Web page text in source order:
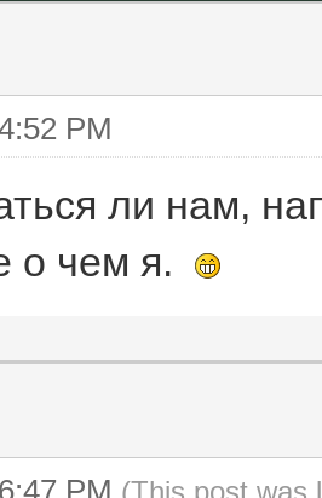
PM
ли нам,
о чем я.
PM (This post was